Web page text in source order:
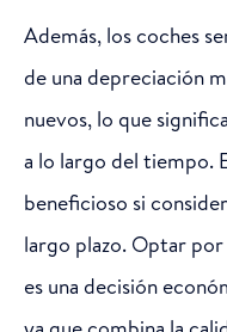
Además, los coches
de una depreciación
nuevos, lo que
a lo largo del tiempo.
beneficioso si
largo plazo. Optar
es una decisión